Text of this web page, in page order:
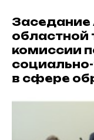
Заседание
областной
комиссии
в сфере